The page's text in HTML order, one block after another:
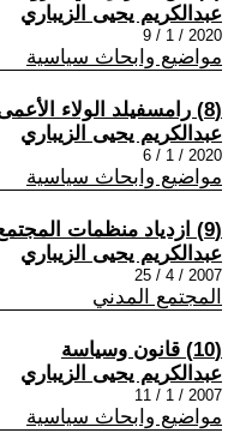
عبدالكريم يحيى الزيباري
2020 / 1 / 9
مواضيع وابحاث سياسية
(8) رامسفيلد الولاء الأعمى
عبدالكريم يحيى الزيباري
2020 / 1 / 6
مواضيع وابحاث سياسية
(9) ازدياد منظمات المجتمع المدني إلى أين؟
عبدالكريم يحيى الزيباري
2007 / 4 / 25
المجتمع المدني
(10) قانون وسياسة
عبدالكريم يحيى الزيباري
2007 / 1 / 11
مواضيع وابحاث سياسية